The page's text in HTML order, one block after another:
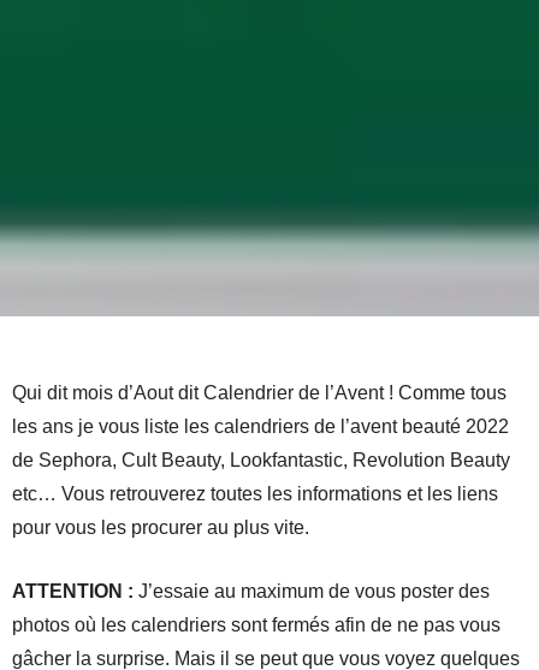
Qui dit mois d’Aout dit Calendrier de l’Avent ! Comme tous
les ans je vous liste les calendriers de l’avent beauté 2022
de Sephora, Cult Beauty, Lookfantastic, Revolution Beauty
etc… Vous retrouverez toutes les informations et les liens
pour vous les procurer au plus vite.
ATTENTION : J’essaie au maximum de vous poster des
photos où les calendriers sont fermés afin de ne pas vous
gâcher la surprise. Mais il se peut que vous voyez quelques